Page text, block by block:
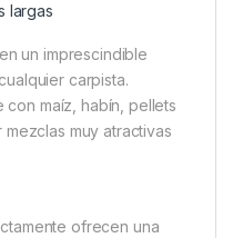
largas
un imprescindible
carpista.
maíz, habín, pellets
muy atractivas
ofrecen una